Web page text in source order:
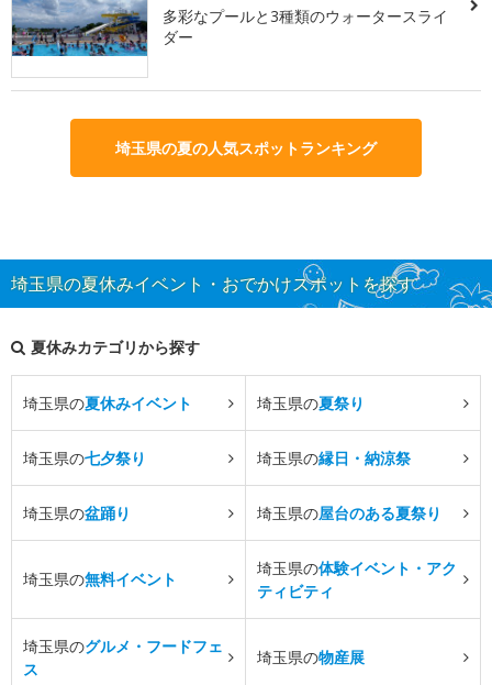
多彩なプールと3種類のウォータースライ
ダー
埼玉県の夏の人気スポットランキング
埼玉県の夏休みイベント・おでかけスポットを探す
夏休みカテゴリから探す
埼玉県の夏休みイベント 埼玉県の夏祭り
埼玉県の七夕祭り 埼玉県の縁日・納涼祭
埼玉県の盆踊り 埼玉県の屋台のある夏祭り
埼玉県の無料イベント
埼玉県の体験イベント・アク
ティビティ
埼玉県のグルメ・フードフェ
ス
埼玉県の物産展